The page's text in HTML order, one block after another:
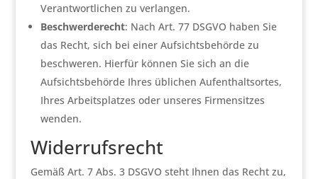
Verantwortlichen zu verlangen.
Beschwerderecht: Nach Art. 77 DSGVO haben Sie
das Recht, sich bei einer Aufsichtsbehörde zu
beschweren. Hierfür können Sie sich an die
Aufsichtsbehörde Ihres üblichen Aufenthaltsortes,
Ihres Arbeitsplatzes oder unseres Firmensitzes
wenden.
Widerrufsrecht
Gemäß Art. 7 Abs. 3 DSGVO steht Ihnen das Recht zu,